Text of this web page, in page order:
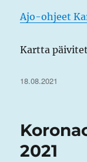
Ajo-ohjeet
Kartta
Julkaistu
18.08.2021
2021